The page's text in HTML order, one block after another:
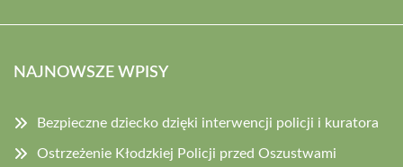
NAJNOWSZE WPISY
Bezpieczne dziecko dzięki interwencji policji i kuratora
Ostrzeżenie Kłodzkiej Policji przed Oszustwami